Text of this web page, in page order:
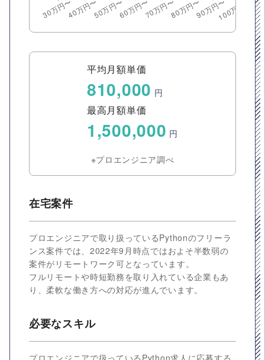
平均月額単価
810,000 円
最高月額単価
1,500,000 円
※プロエンジニア調べ
在宅案件
プロエンジニアで取り扱っているPythonのフリーラ
ンス案件では、2022年9月時点ではおよそ半数弱の
案件がリモートワーク可となっています。
フルリモートや時短勤務を取り入れている企業もあ
り、柔軟な働き方への対応が進んでいます。
必要なスキル